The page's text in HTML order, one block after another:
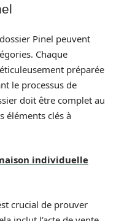
Pinel peuvent
Chaque
préparée
le processus de
doit être complet au
éléments clés à
individuelle
crucial de prouver